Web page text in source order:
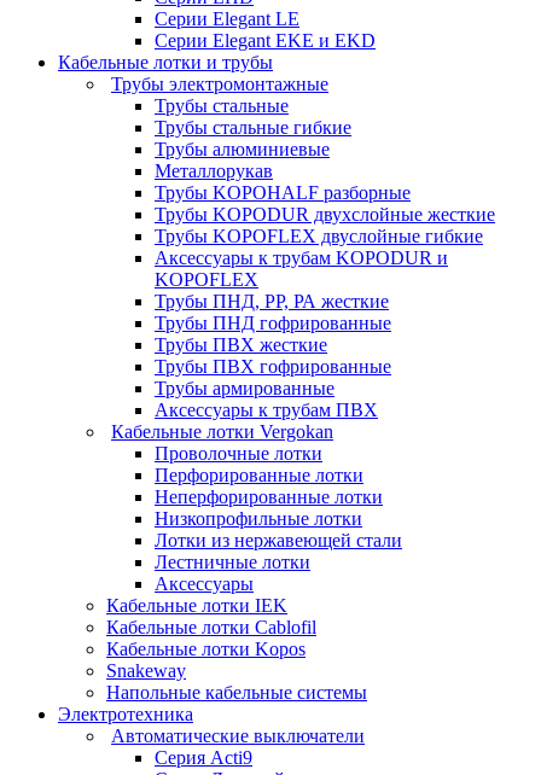
Серии Elegant LE
Серии Elegant EKE и EKD
Кабельные лотки и трубы
Трубы электромонтажные
Трубы стальные
Трубы стальные гибкие
Трубы алюминиевые
Металлорукав
Трубы KOPOHALF разборные
Трубы KOPODUR двухслойные жесткие
Трубы KOPOFLEX двуслойные гибкие
Аксессуары к трубам KOPODUR и
KOPOFLEX
Трубы ПНД, РР, РА жесткие
Трубы ПНД гофрированные
Трубы ПВХ жесткие
Трубы ПВХ гофрированные
Трубы армированные
Аксессуары к трубам ПВХ
Кабельные лотки Vergokan
Проволочные лотки
Перфорированные лотки
Неперфорированные лотки
Низкопрофильные лотки
Лотки из нержавеющей стали
Лестничные лотки
Аксессуары
Кабельные лотки IEK
Кабельные лотки Cablofil
Кабельные лотки Kopos
Snakeway
Напольные кабельные системы
Электротехника
Автоматические выключатели
Серия Acti9